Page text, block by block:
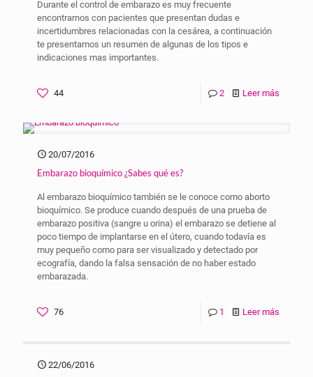
Durante el control de embarazo es muy frecuente
encontrarnos con pacientes que presentan dudas e
incertidumbres relacionadas con la cesárea, a continuación
te presentamos un resumen de algunas de los tipos e
indicaciones mas importantes.
44 2 Leer más
20/07/2016
Embarazo bioquímico ¿Sabes qué es?
Al embarazo bioquímico también se le conoce como aborto
bioquímico. Se produce cuando después de una prueba de
embarazo positiva (sangre u orina) el embarazo se detiene al
poco tiempo de implantarse en el útero, cuando todavía es
muy pequeño como para ser visualizado y detectado por
ecografía, dando la falsa sensación de no haber estado
embarazada.
76 1 Leer más
22/06/2016